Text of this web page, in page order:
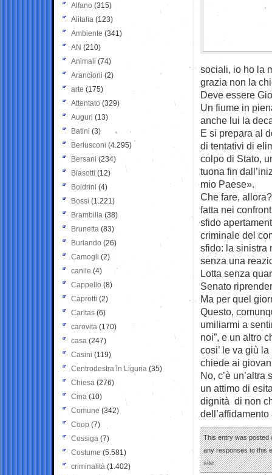
sociali, io ho la
grazia non la
Deve essere
Un fiume in
anche lui la
E si prepara al
di tentativi di
colpo di Stato,
tuona fin
mio Paese».
Che fare,
fatta nei
sfido
criminale del
sfido: la sinistra
senza una
Lotta senza
Senato
Ma per quel
Questo,
umiliarmi a
noi”, e un altro
cosi’ le va giù
chiede ai
No, c’è
un attimo di
dignità di non
This entry was posted
any responses to this
site.
Alfano (315)
Alitalia (123)
Ambiente (341)
AN (210)
Animali (74)
Arancioni (2)
arte (175)
Attentato (329)
Auguri (13)
Batini (3)
Berlusconi (4.295)
Bersani (234)
Biasotti (12)
Boldrini (4)
Bossi (1.221)
Brambilla (38)
Brunetta (83)
Burlando (26)
Camogli (2)
canile (4)
Cappello (8)
Caprotti (2)
Caritas (6)
carovita (170)
casa (247)
Casini (119)
Centrodestra in Liguria (35)
Chiesa (276)
Cina (10)
Comune (342)
Coop (7)
Cossiga (7)
Costume (5.581)
criminalità (1.402)